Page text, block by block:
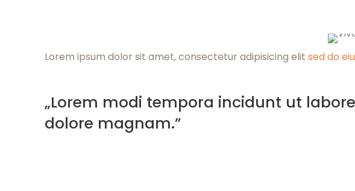
Lorem ipsum dolor sit amet, consectetur adipisicing elit sed do
„Lorem modi tempora incidunt ut
dolore magnam.”